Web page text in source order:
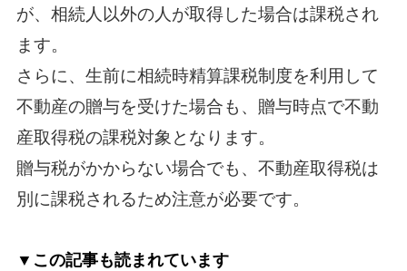
が、相続人以外の人が取得した場合は課税され
ます。
さらに、生前に相続時精算課税制度を利用して
不動産の贈与を受けた場合も、贈与時点で不動
産取得税の課税対象となります。
贈与税がかからない場合でも、不動産取得税は
別に課税されるため注意が必要です。
▼この記事も読まれています